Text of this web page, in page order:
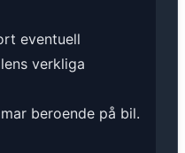
eventuell
verkliga
beroende på bil.